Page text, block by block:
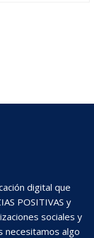
digital que
POSITIVAS y
sociales y
necesitamos algo